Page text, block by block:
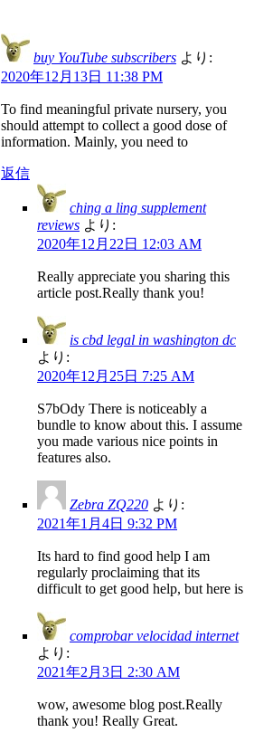
buy YouTube subscribers より:
2020年12月13日 11:38 PM
To find meaningful private nursery, you
should attempt to collect a good dose of
information. Mainly, you need to
返信
ching a ling supplement
reviews より:
2020年12月22日 12:03 AM
Really appreciate you sharing this
article post.Really thank you!
is cbd legal in washington dc
より:
2020年12月25日 7:25 AM
S7bOdy There is noticeably a
bundle to know about this. I assume
you made various nice points in
features also.
Zebra ZQ220 より:
2021年1月4日 9:32 PM
Its hard to find good help I am
regularly proclaiming that its
difficult to get good help, but here is
comprobar velocidad internet
より:
2021年2月3日 2:30 AM
wow, awesome blog post.Really
thank you! Really Great.